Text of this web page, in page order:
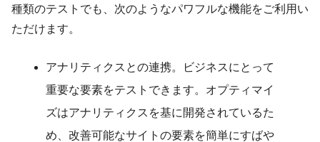
種類のテストでも、次のようなパワフルな機能をご利用い
ただけます。
アナリティクスとの連携。ビジネスにとって
重要な要素をテストできます。オプティマイ
ズはアナリティクスを基に開発されているた
め、改善可能なサイトの要素を簡単にすばや